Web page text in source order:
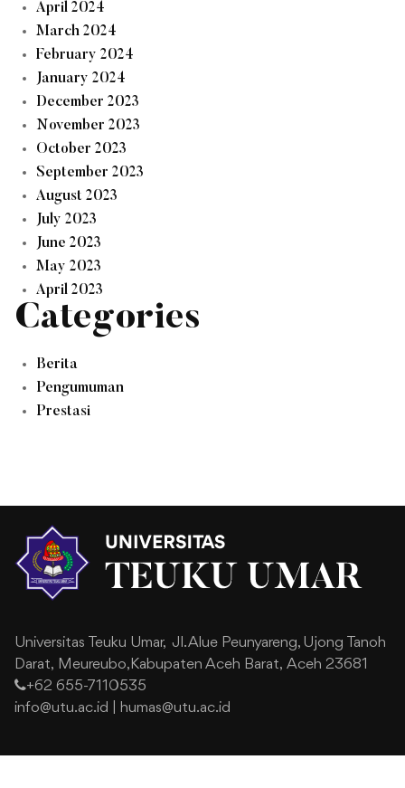
April 2024
March 2024
February 2024
January 2024
December 2023
November 2023
October 2023
September 2023
August 2023
July 2023
June 2023
May 2023
April 2023
Categories
Berita
Pengumuman
Prestasi
Universitas Teuku Umar, Jl. Alue Peunyareng, Ujong Tanoh
Darat, Meureubo,Kabupaten Aceh Barat, Aceh 23681
+62 655-7110535
info@utu.ac.id
humas@utu.ac.id